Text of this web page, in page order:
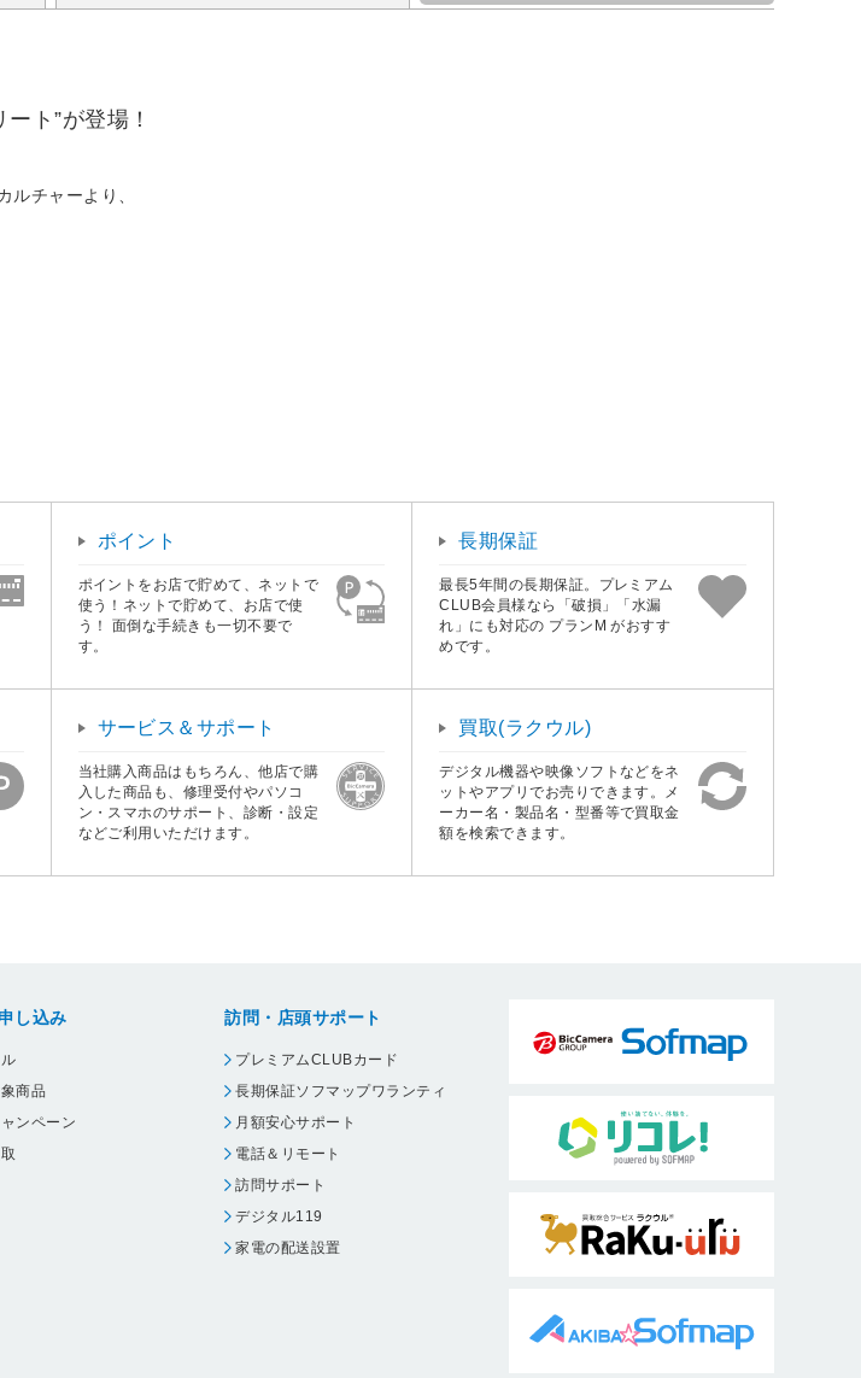
ト”が登場！
ルチャーより、
ポイント
ポイントをお店で貯めて、ネットで
使う！ネットで貯めて、お店で使
う！ 面倒な手続きも一切不要で
す。
長期保証
最長5年間の長期保証。プレミアム
CLUB会員様なら「破損」「水漏
れ」にも対応の プランM がおすす
めです。
サービス＆サポート
当社購入商品はもちろん、他店で購
入した商品も、修理受付やパソコ
ン・スマホのサポート、診断・設定
などご利用いただけます。
買取(ラクウル)
デジタル機器や映像ソフトなどをネ
ットやアプリでお売りできます。メ
ーカー名・製品名・型番等で買取金
額を検索できます。
し込み
商品
ンペーン
訪問・店頭サポート
プレミアムCLUBカード
長期保証ソフマップワランティ
月額安心サポート
電話＆リモート
訪問サポート
デジタル119
家電の配送設置